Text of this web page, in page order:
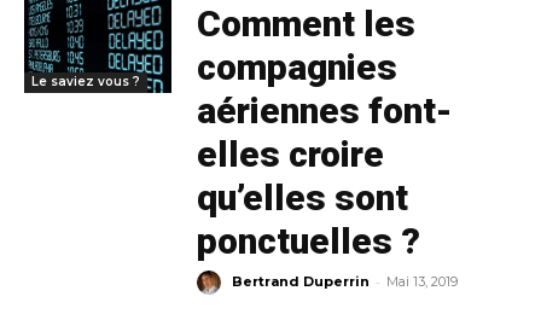
Le saviez vous ?
Comment les
compagnies
aériennes font-
elles croire
qu’elles sont
ponctuelles ?
Bertrand Duperrin - Mai 13, 2019